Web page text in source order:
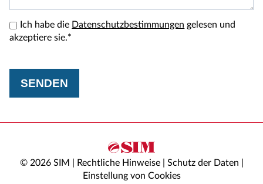
Ich habe die Datenschutzbestimmungen gelesen und
akzeptiere sie.*
SENDEN
© 2026 SIM | Rechtliche Hinweise| Schutz der Daten
Einstellung von Cookies